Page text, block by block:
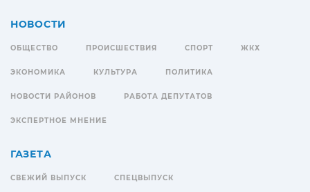
НОВОСТИ
ОБЩЕСТВО ПРОИСШЕСТВИЯ СПОРТ ЖКХ
ЭКОНОМИКА КУЛЬТУРА ПОЛИТИКА
НОВОСТИ РАЙОНОВ РАБОТА ДЕПУТАТОВ
ЭКСПЕРТНОЕ МНЕНИЕ
ГАЗЕТА
СВЕЖИЙ ВЫПУСК СПЕЦВЫПУСК